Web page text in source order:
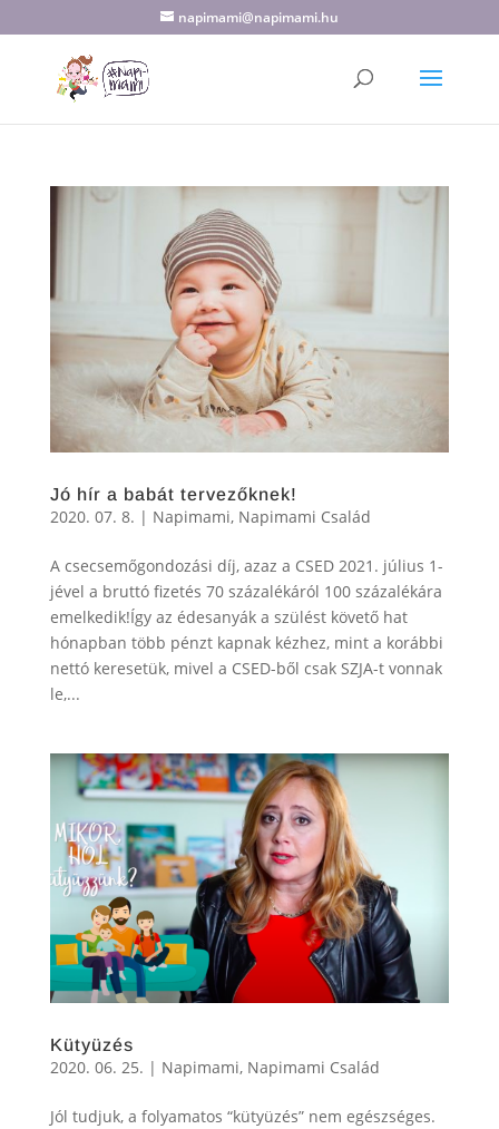
napimami@napimami.hu
Jó hír a babát tervezőknek!
2020. 07. 8. | Napimami, Napimami Család
A csecsemőgondozási díj, azaz a CSED 2021. július 1-
jével a bruttó fizetés 70 százalékáról 100 százalékára
emelkedik!Így az édesanyák a szülést követő hat
hónapban több pénzt kapnak kézhez, mint a korábbi
nettó keresetük, mivel a CSED-ből csak SZJA-t vonnak
le,...
Kütyüzés
2020. 06. 25. | Napimami, Napimami Család
Jól tudjuk, a folyamatos “kütyüzés” nem egészséges.